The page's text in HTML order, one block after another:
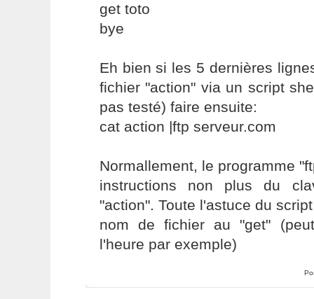
get toto
bye
Eh bien si les 5 dernières
fichier "action" via un script
pas testé) faire ensuite:
cat action |ftp serveur.com
Normallement, le programme
instructions non plus du
"action". Toute l'astuce du
nom de fichier au "get"
l'heure par exemple)